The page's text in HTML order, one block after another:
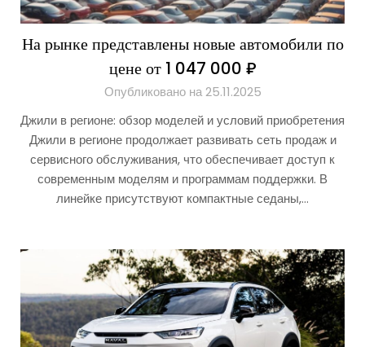
На рынке представлены новые автомобили по
цене от 1 047 000 ₽
Опубликовано на 25.11.2025
Джили в регионе: обзор моделей и условий приобретения
Джили в регионе продолжает развивать сеть продаж и
сервисного обслуживания, что обеспечивает доступ к
современным моделям и программам поддержки. В
линейке присутствуют компактные седаны,…